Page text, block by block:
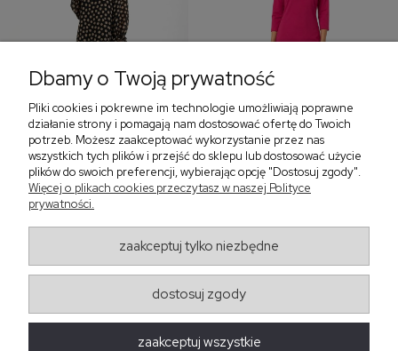
Sukienka z falbaną i
bufiastym rękawem w
405,30 zł
Sukienka z dekoltem w
299,00 zł
‹
Regulaminy
Dbamy o Twoją prywatność
Pliki cookies i pokrewne im technologie umożliwiają poprawne
działanie strony i pomagają nam dostosować ofertę do Twoich
potrzeb. Możesz zaakceptować wykorzystanie przez nas
wszystkich tych plików i przejść do sklepu lub dostosować użycie
plików do swoich preferencji, wybierając opcję "Dostosuj zgody".
Więcej o plikach cookies przeczytasz w naszej Polityce
prywatności.
zaakceptuj tylko niezbędne
dostosuj zgody
zaakceptuj wszystkie